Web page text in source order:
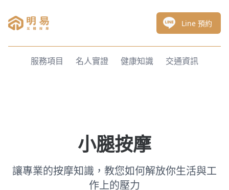
明易足體按摩 Line 預約
服務項目 名人實證 健康知識 交通資訊
小腿按摩
讓專業的按摩知識，教您如何解放你生活與工
作上的壓力